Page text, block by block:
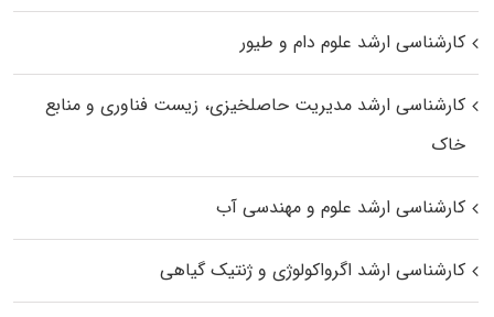
کارشناسی ارشد علوم دام و طیور
کارشناسی ارشد مدیریت حاصلخیزی، زیست فناوری و منابع
خاک
کارشناسی ارشد علوم و مهندسی آب
کارشناسی ارشد اگرواکولوژی و ژنتیک گیاهی